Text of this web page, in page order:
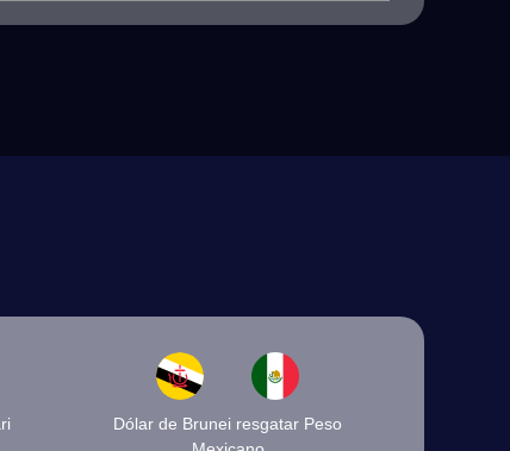
Dólar de Brunei resgatar Peso